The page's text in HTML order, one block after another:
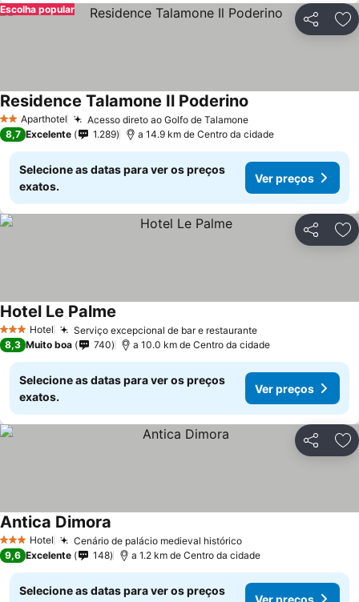
Partilhar
Escolha popular
2 EstrelasAparthotel Acesso direto ao Golfo de Talamone
Residence Talamone Il Poderino
8,7 Excelente 1.289 a 14.9 km de Centro da cidade
Selecione as datas para ver os preços
exatos.
Ver preços
Partilhar
3 EstrelasHotel Serviço excepcional de bar e restaurante
Hotel Le Palme
8,3 Muito boa 740 a 10.0 km de Centro da cidade
Selecione as datas para ver os preços
exatos.
Ver preços
Partilhar
3 EstrelasHotel Cenário de palácio medieval histórico
Antica Dimora
9,6 Excelente 148 a 1.2 km de Centro da cidade
Selecione as datas para ver os preços
Ver preços